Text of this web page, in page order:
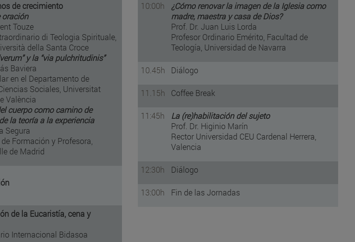
de crecimiento
oración
Touze
di Teologia Spirituale,
della Santa Croce
y la “via pulchritudinis”
Baviera
en el Departamento de
Sociales, Universitat
València
cuerpo como camino de
la teoría a la experiencia
Segura
Formación y Profesora,
de Madrid
de la Eucaristía, cena y
Internacional Bidasoa
10:00h
¿Cómo renovar la imagen de la Iglesia como
madre, maestra y casa de Dios?
Prof. Dr. Juan Luis Lorda
Profesor Ordinario Emérito, Facultad de
Teología, Universidad de Navarra
10.45h Diálogo
11.15h Coffee Break
11:45h
La (re)habilitación del sujeto
Prof. Dr. Higinio Marín
Rector Universidad CEU Cardenal Herrera,
Valencia
12:30h Diálogo
13:00h Fin de las Jornadas